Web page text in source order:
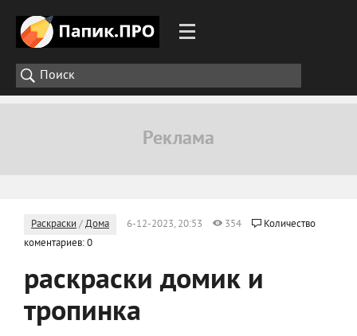
Раскраски /Дома 6-12-2023, 20:53 354
Количество
коментариев: 0
раскраски домик и
тропинка